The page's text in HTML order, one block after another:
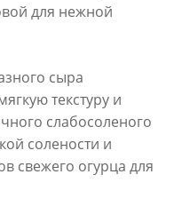
для нежной
сыра
текстуру и
слабосоленого
солености и
свежего огурца для